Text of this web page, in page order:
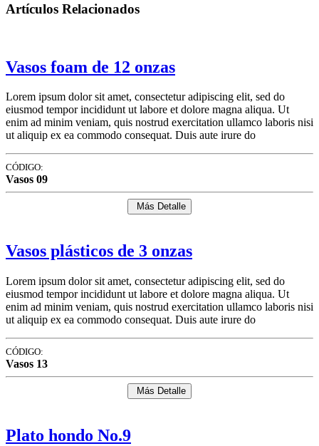
Artículos Relacionados
Vasos foam de 12 onzas
Lorem ipsum dolor sit amet, consectetur adipiscing elit, sed do
eiusmod tempor incididunt ut labore et dolore magna aliqua. Ut
enim ad minim veniam, quis nostrud exercitation ullamco laboris nisi
ut aliquip ex ea commodo consequat. Duis aute irure do
CÓDIGO:
Vasos 09
Más Detalle
Vasos plásticos de 3 onzas
Lorem ipsum dolor sit amet, consectetur adipiscing elit, sed do
eiusmod tempor incididunt ut labore et dolore magna aliqua. Ut
enim ad minim veniam, quis nostrud exercitation ullamco laboris nisi
ut aliquip ex ea commodo consequat. Duis aute irure do
CÓDIGO:
Vasos 13
Más Detalle
Plato hondo No.9